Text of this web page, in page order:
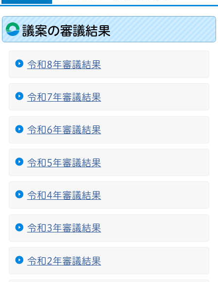
議案の審議結果
令和8年審議結果
令和7年審議結果
令和6年審議結果
令和5年審議結果
令和4年審議結果
令和3年審議結果
令和2年審議結果